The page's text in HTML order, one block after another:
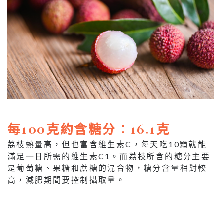
每100克約含糖分：16.1克
荔枝熱量高，但也富含維生素C，每天吃10顆就能
滿足一日所需的維生素C1。而荔枝所含的糖分主要
是葡萄糖、果糖和蔗糖的混合物，糖分含量相對較
高，減肥期間要控制攝取量。